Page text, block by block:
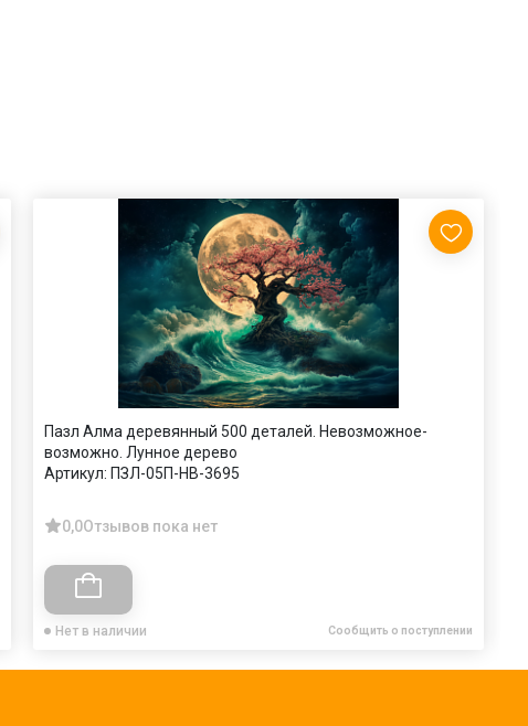
Пазл Алма деревянный 500 деталей. Невозможное-
возможно. Лунное дерево
Артикул: ПЗЛ-05П-НВ-3695
0,0Отзывов пока нет
Нет в наличии Сообщить о поступлении